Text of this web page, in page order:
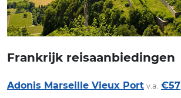
Frankrijk reisaanbiedingen
Adonis Marseille Vieux Port v.a. €57